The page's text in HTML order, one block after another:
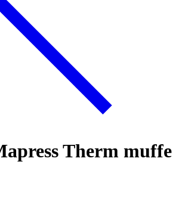
Therm muffe